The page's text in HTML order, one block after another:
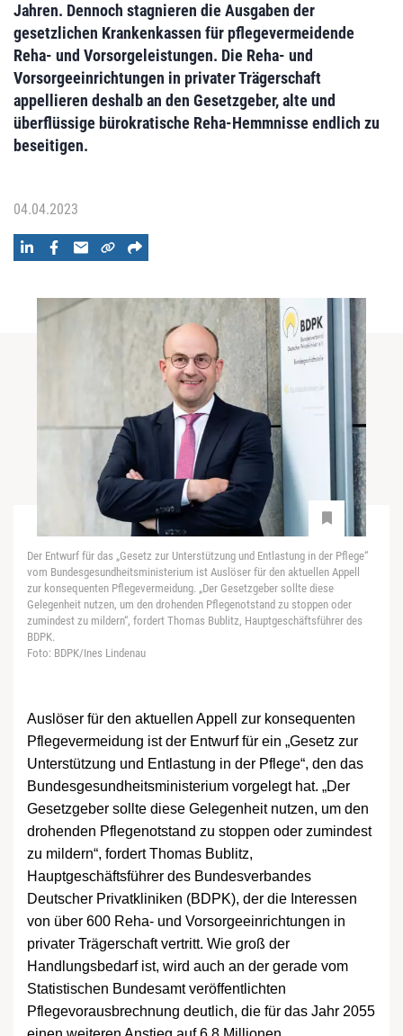
Jahren. Dennoch stagnieren die Ausgaben der
gesetzlichen Krankenkassen für pflegevermeidende
Reha- und Vorsorgeleistungen. Die Reha- und
Vorsorgeeinrichtungen in privater Trägerschaft
appellieren deshalb an den Gesetzgeber, alte und
überflüssige bürokratische Reha-Hemmnisse endlich zu
beseitigen.
04.04.2023
Der Entwurf für das „Gesetz zur Unterstützung und Entlastung in der Pflege“
vom Bundesgesundheitsministerium ist Auslöser für den aktuellen Appell
zur konsequenten Pflegevermeidung. „Der Gesetzgeber sollte diese
Gelegenheit nutzen, um den drohenden Pflegenotstand zu stoppen oder
zumindest zu mildern“, fordert Thomas Bublitz, Hauptgeschäftsführer des
BDPK.
Foto: BDPK/Ines Lindenau
Auslöser für den aktuellen Appell zur konsequenten
Pflegevermeidung ist der Entwurf für ein „Gesetz zur
Unterstützung und Entlastung in der Pflege“, den das
Bundesgesundheitsministerium vorgelegt hat. „Der
Gesetzgeber sollte diese Gelegenheit nutzen, um den
drohenden Pflegenotstand zu stoppen oder zumindest
zu mildern“, fordert Thomas Bublitz,
Hauptgeschäftsführer des Bundesverbandes
Deutscher Privatkliniken (BDPK), der die Interessen
von über 600 Reha- und Vorsorgeeinrichtungen in
privater Trägerschaft vertritt. Wie groß der
Handlungsbedarf ist, wird auch an der gerade vom
Statistischen Bundesamt veröffentlichten
Pflegevorausbrechnung deutlich, die für das Jahr 2055